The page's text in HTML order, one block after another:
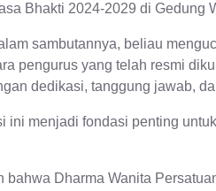
Bhakti 2024-2029 di Gedung
sambutannya, beliau
pengurus yang telah resmi
dedikasi, tanggung jawab,
ini menjadi fondasi penting
bahwa Dharma Wanita